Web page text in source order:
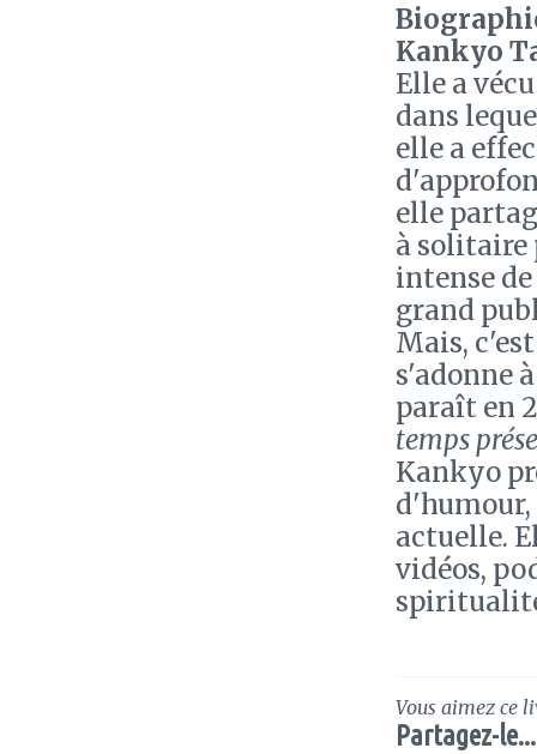
Kankyo
Elle a
dans
elle a
elle
à solitaire
intense
grand
Mais,
s'adonne
paraît en
temps
Kankyo
d'humour,
actuelle.
vidéos,
Vous aimez ce
Partagez-le...